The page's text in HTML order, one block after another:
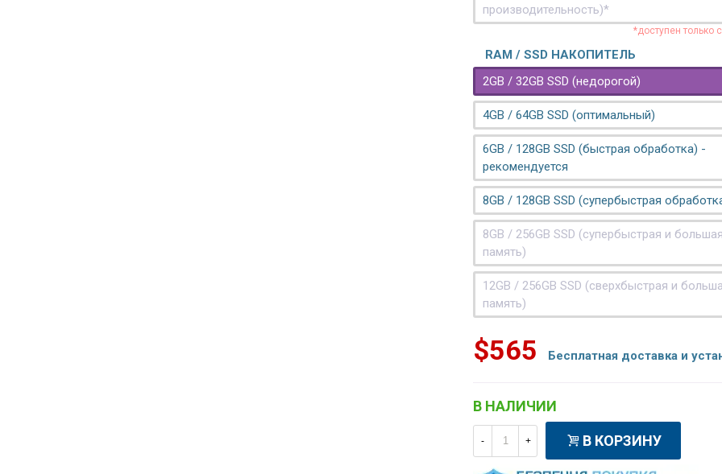
производительность)*
*доступен только
RAM / SSD НАКОПИТЕЛЬ
2GB / 32GB SSD (недорогой)
4GB / 64GB SSD (оптимальный)
6GB / 128GB SSD (быстрая обработка) -
рекомендуется
8GB / 128GB SSD (супербыстрая
8GB / 256GB SSD (супербыстрая и большая
память)
12GB / 256GB SSD (сверхбыстрая и
память)
$565 Бесплатная доставка и
В НАЛИЧИИ
- + В КОРЗИНУ